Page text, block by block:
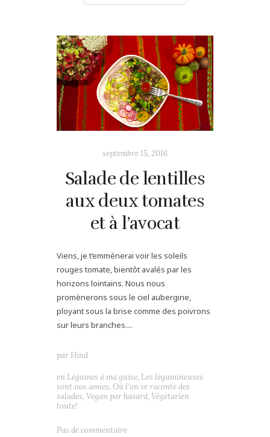
septembre 15, 2016
Salade de lentilles
aux deux tomates
et à l’avocat
Viens, je t’emmènerai voir les soleils
rouges tomate, bientôt avalés par les
horizons lointains. Nous nous
promènerons sous le ciel aubergine,
ployant sous la brise comme des poivrons
sur leurs branches....
par Hind
en Légumes à ma guise, Les légumineuses
sont nos amies, Où l'on se raconte des
salades, Vegan par hasard, Végétarien
toute!
Pas de commentaire